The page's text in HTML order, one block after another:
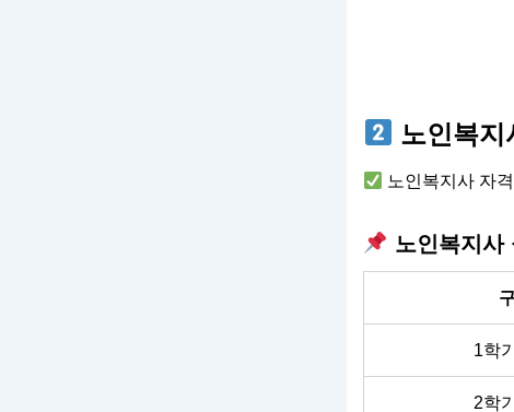
노인복지
노인복지사 자
노인복지사
1학
2학